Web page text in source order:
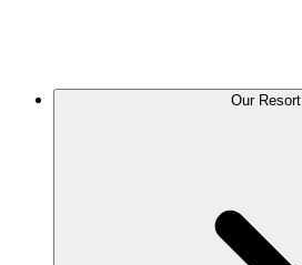
Our Resort